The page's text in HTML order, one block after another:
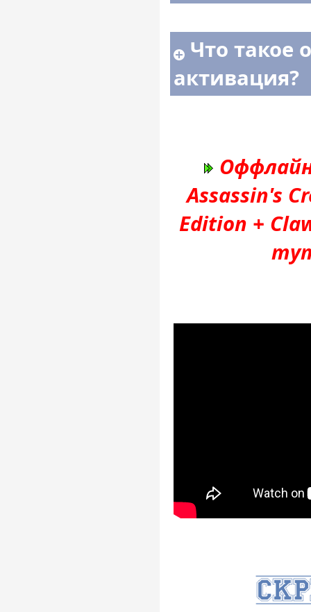
Что такое
активация?
Assassin's
Edition +